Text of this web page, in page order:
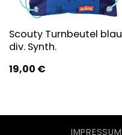
Scouty Turnbeutel blau
div. Synth.
19,00 €
IMPRESSUM